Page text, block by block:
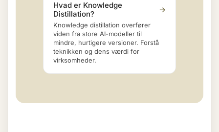
Hvad er Knowledge
Distillation?
→
Knowledge distillation overfører
viden fra store AI-modeller til
mindre, hurtigere versioner. Forstå
teknikken og dens værdi for
virksomheder.